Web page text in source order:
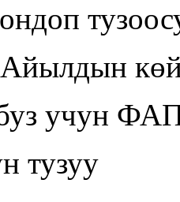
учун
тузуу